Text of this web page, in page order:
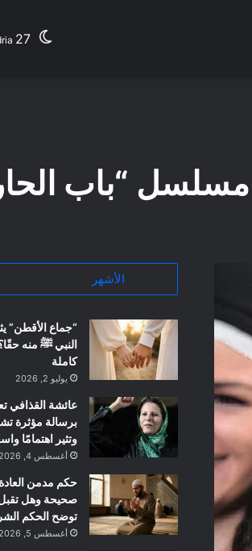
27
مسلسل “باب
الأشهر
“جماع الأقطن”
النبي ﷺ منه
كاملة
يوليو 2, 2026
عائشة القذافي
برسالة مؤثرة
وتثير اهتمامًا
أغسطس 4, 2026
حكم مدمن
صحيحة وهل تقبل
توضح الحكم
أغسطس 5, 2026